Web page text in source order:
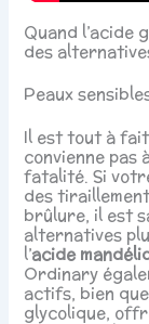
Quand l’acide
des
Peaux
Il est tout à fait
convienne pas
fatalité. Si
des
brûlure, il est
alternatives
l’acide
Ordinary
actifs, bien
glycolique,